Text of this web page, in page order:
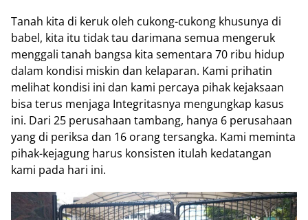
Tanah kita di keruk oleh cukong-cukong khusunya di
babel, kita itu tidak tau darimana semua mengeruk
menggali tanah bangsa kita sementara 70 ribu hidup
dalam kondisi miskin dan kelaparan. Kami prihatin
melihat kondisi ini dan kami percaya pihak kejaksaan
bisa terus menjaga Integritasnya mengungkap kasus
ini. Dari 25 perusahaan tambang, hanya 6 perusahaan
yang di periksa dan 16 orang tersangka. Kami meminta
pihak-kejagung harus konsisten itulah kedatangan
kami pada hari ini.